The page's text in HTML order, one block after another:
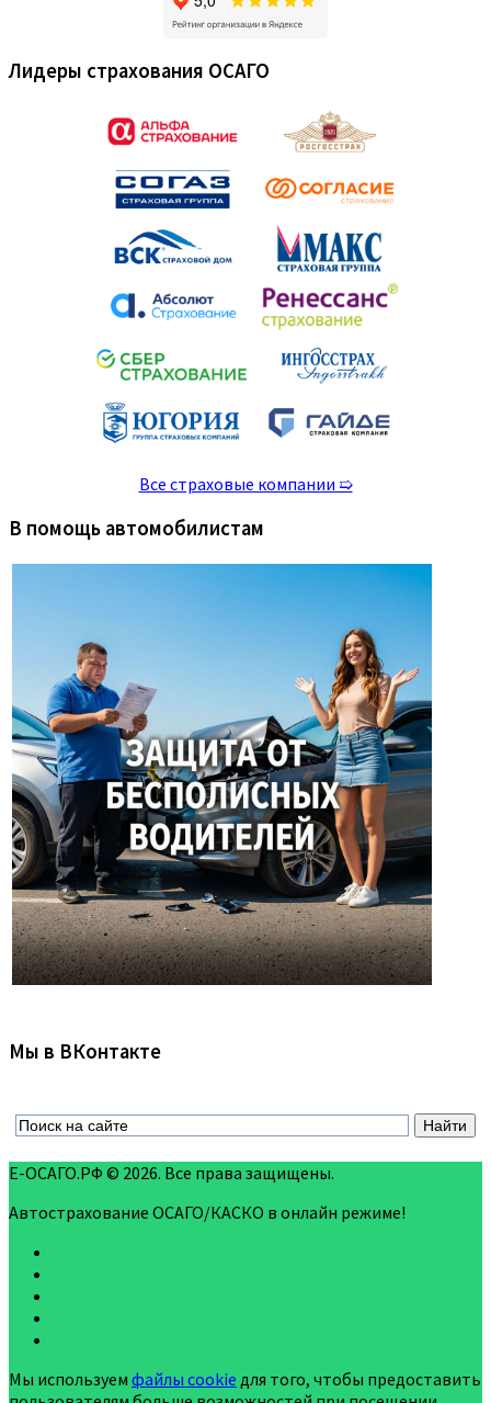
Лидеры страхования ОСАГО
Все страховые компании ➯
В помощь автомобилистам
Мы в ВКонтакте
Е-ОСАГО.РФ © 2026. Все права защищены.
Автострахование ОСАГО/КАСКО в онлайн режиме!
Мы используем файлы cookie для того, чтобы предоставить